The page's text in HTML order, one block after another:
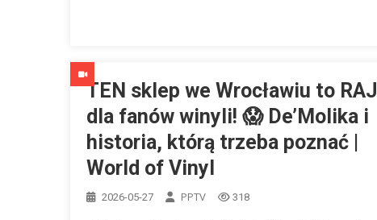
TEN sklep we Wrocławiu to RAJ
dla fanów winyli! 😱 De’Molika i
historia, którą trzeba poznać |
World of Vinyl
2026-05-27 PPTV 318